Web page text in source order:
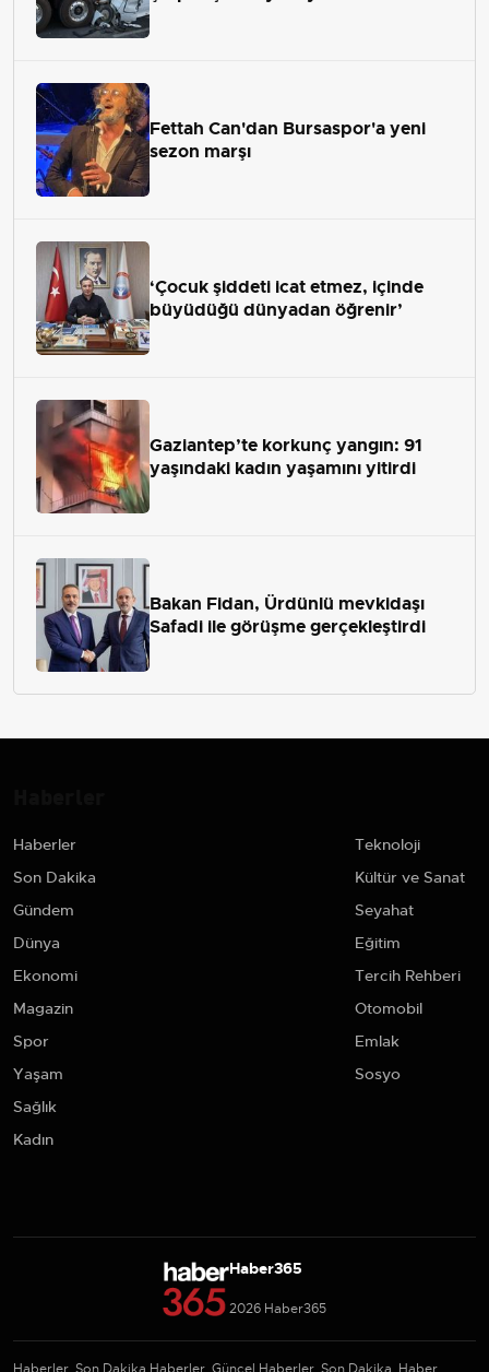
Fettah Can'dan Bursaspor'a yeni
sezon marşı
‘Çocuk şiddeti icat etmez, içinde
büyüdüğü dünyadan öğrenir’
Gaziantep’te korkunç yangın: 91
yaşındaki kadın yaşamını yitirdi
Bakan Fidan, Ürdünlü mevkidaşı
Safadi ile görüşme gerçekleştirdi
Haberler
Son Dakika
Gündem
Dünya
Ekonomi
Magazin
Spor
Yaşam
Sağlık
Kadın
Teknoloji
Kültür ve Sanat
Seyahat
Eğitim
Tercih Rehberi
Otomobil
Emlak
Sosyo
Haber365
2026 Haber365